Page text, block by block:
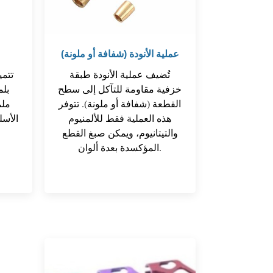
عملية الأنودة (شفافة أو ملونة)
تُضيف عملية الأنودة طبقة
خزفية مقاومة للتآكل إلى سطح
القطعة (شفافة أو ملونة). تتوفر
هذه العملية فقط للألمنيوم
والتيتانيوم، ويمكن صبغ القطع
المؤكسدة بعدة ألوان.